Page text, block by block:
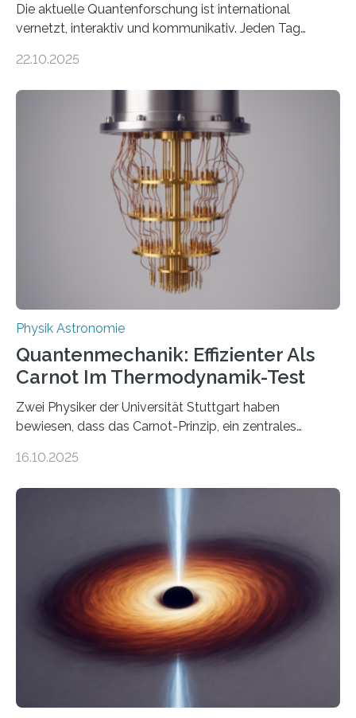
Die aktuelle Quantenforschung ist international
vernetzt, interaktiv und kommunikativ. Jeden Tag
oft von Autor*innen, die eng zusammenarbeiten. Neue
werden schnell weiterentwickelt. Dies ist der Alltag in
der Forschung der Quantentheorie, die dieses Jahr 100
Jahre alt geworden ist, weshalb die UNESCO 2025 zum
Internationalen Jahr der Quantenwissenschaft und -
technologie ausgerufen hat. Doch nun hat eine
internationale Forschungsgruppe um den
22.10.2025
Physik Astronomie
Quantenmechanik: Effizienter Als
Carnot Im Thermodynamik-Test
Zwei Physiker der Universität Stuttgart haben
bewiesen, dass das Carnot-Prinzip, ein zentrales
Größenordnung von Atomen gilt, deren physikalische
Quantenmotoren voranbringen. Das
Wissenschaftsjournal Science Advances veröffentlichte
die Herleitung. (DOI: 10.1126/sciadv.adw8462)
Verbrennungsmotoren oder Dampfturbinen sind
Wärmekraftmaschinen: Sie wandeln thermische
Energie in mechanische Bewegung um – oder anders
ausgedrückt, Wärme in Bewegung. In
quantenmechanischen Experimenten ist es in den…
16.10.2025